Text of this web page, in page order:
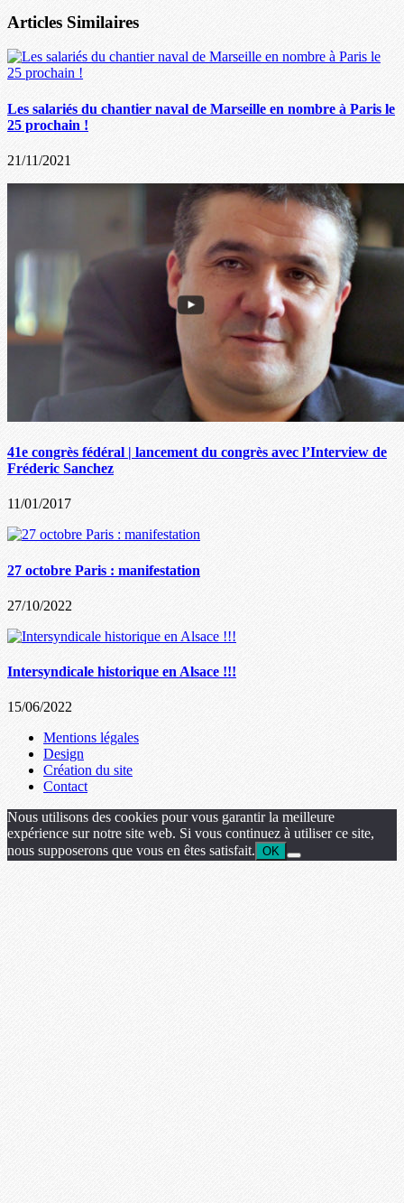
Articles Similaires
Les salariés du chantier naval de Marseille en nombre à Paris le
25 prochain !
21/11/2021
41e congrès fédéral | lancement du congrès avec l’Interview de
Fréderic Sanchez
11/01/2017
27 octobre Paris : manifestation
27/10/2022
Intersyndicale historique en Alsace !!!
15/06/2022
Mentions légales
Design
Création du site
Contact
Nous utilisons des cookies pour vous garantir la meilleure
expérience sur notre site web. Si vous continuez à utiliser ce site,
nous supposerons que vous en êtes satisfait. OK